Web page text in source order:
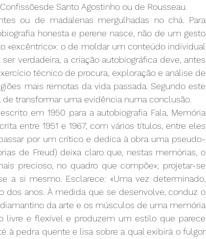
Santo Agostinho ou de Rousseau.
ou de madalenas mergulhadas no chá. Para
honesta e perene nasce, não de um gesto
«excêntrico»: o de moldar um conteúdo individual
verdadeira, a criação autobiográfica deve, antes
técnico de procura, exploração e análise de
mais remotas da vida passada. Segundo este
transformar uma evidência numa conclusão.
em 1950 para a autobiografia Fala, Memória
entre 1951 e 1967, com vários títulos, entre eles
por um crítico e dedica à obra uma pseudo-
de Freud) deixa claro que, nestas memórias, o
precioso, no quadro que compõe»; projetar-se
a si mesmo. Esclarece: «Uma vez determinado,
dos anos. À medida que se desenvolve, conduz o
da arte e os músculos de uma memória
livre e flexível e produzem um estilo que parece
à pedra quente e lisa sobre a qual exibirá o fulgor